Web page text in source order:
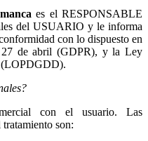
es el RESPONSABLE
del USUARIO y le informa
con lo dispuesto en
27 de abril (GDPR), y la Ley
(LOPDGDD).
con el usuario. Las
son: